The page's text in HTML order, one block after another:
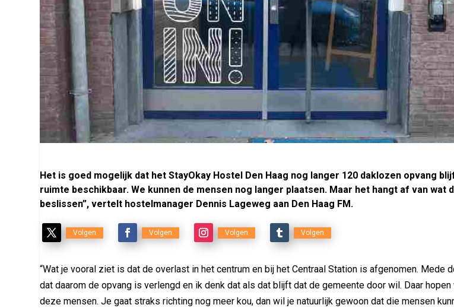
Het is goed mogelijk dat het StayOkay Hostel Den Haag nog langer 120 daklozen opvang
ruimte beschikbaar. We kunnen de mensen nog langer plaatsen. Maar het hangt af van wat
beslissen”, vertelt hostelmanager Dennis Lageweg aan Den Haag FM.
Volgen Volgen Volgen Volgen
“Wat je vooral ziet is dat de overlast in het centrum en bij het Centraal Station is afgenomen. Mede
dat daarom de opvang is verlengd en ik denk dat als dat blijft dat de gemeente door wil. Daar
deze mensen. Je gaat straks richting nog meer kou, dan wil je natuurlijk gewoon dat die mensen